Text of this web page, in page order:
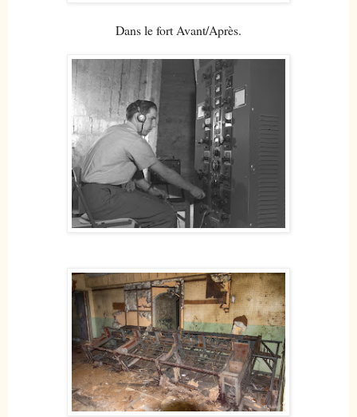
Dans le fort Avant/Après.